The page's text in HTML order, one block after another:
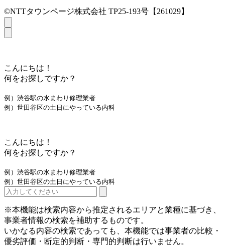
©NTTタウンページ株式会社 TP25-193号【261029】
こんにちは！
何をお探しですか？
例）渋谷駅の水まわり修理業者
例）世田谷区の土日にやっている内科
こんにちは！
何をお探しですか？
例）渋谷駅の水まわり修理業者
例）世田谷区の土日にやっている内科
※本機能は検索内容から推定されるエリアと業種に基づき、
事業者情報の検索を補助するものです。
いかなる内容の検索であっても、本機能では事業者の比較・
優劣評価・断定的判断・専門的判断は行いません。